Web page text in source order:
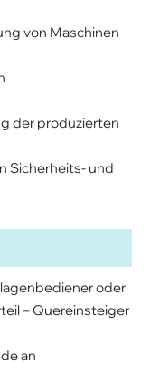
von Maschinen
der produzierten
Sicherheits- und
oder
– Quereinsteiger
an